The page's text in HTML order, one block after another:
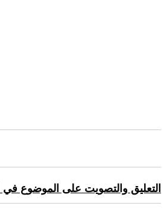
التعليق والتصويت على الموضوع في